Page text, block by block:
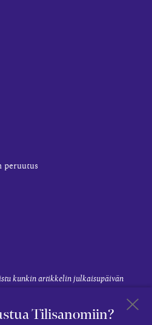
peruutus
kunkin artikkelin julkaisupäivän
Tilisanomiin?